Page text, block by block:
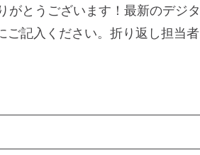
がとうございます！最新のデジタ
ご記入ください。折り返し担当者